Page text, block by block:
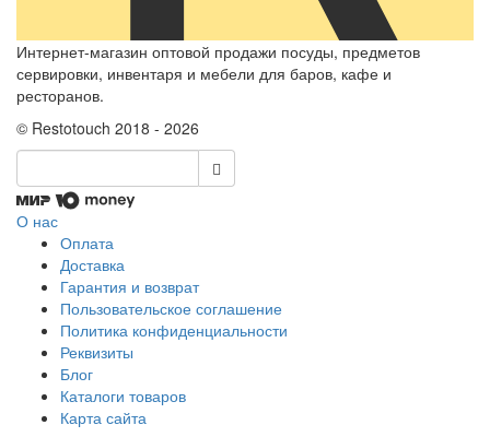
Интернет-магазин оптовой продажи посуды, предметов
сервировки, инвентаря и мебели для баров, кафе и
ресторанов.
© Restotouch 2018 - 2026
О нас
Оплата
Доставка
Гарантия и возврат
Пользовательское соглашение
Политика конфиденциальности
Реквизиты
Блог
Каталоги товаров
Карта сайта